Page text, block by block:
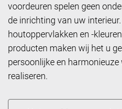
voordeuren spelen geen
de inrichting van uw
houtoppervlakken en -
producten maken wij het u
persoonlijke en
realiseren.